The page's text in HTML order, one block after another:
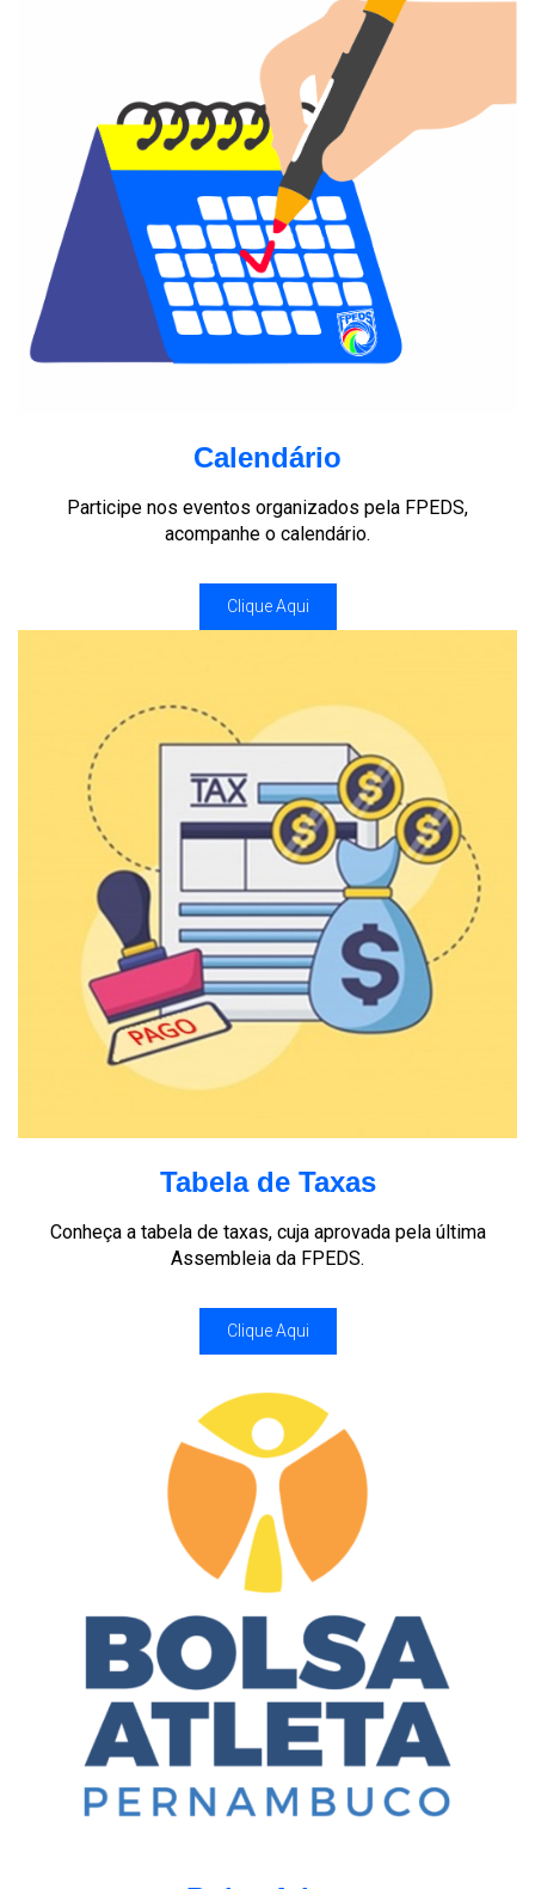
Calendário
Participe nos eventos organizados pela FPEDS,
acompanhe o calendário.
Clique Aqui
Tabela de Taxas
Conheça a tabela de taxas, cuja aprovada pela última
Assembleia da FPEDS.
Clique Aqui